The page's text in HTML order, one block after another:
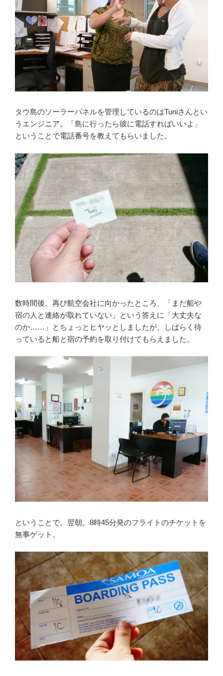
タウ島のソーラーパネルを管理しているのはTuniさんとい
うエンジニア。「島に行ったら彼に電話すればいいよ」
ということで電話番号を教えてもらいました。
数時間後、再び航空会社に向かったところ、「まだ船や
宿の人と連絡が取れていない」という答えに「大丈夫な
のか……」とちょっとヒヤッとしましたが、しばらく待
っていると船と宿の予約を取り付けてもらえました。
ということで、翌朝。8時45分発のフライトのチケットを
無事ゲット。